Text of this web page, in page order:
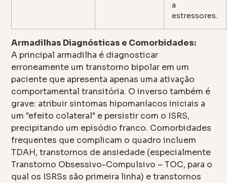
a
estressores.
Armadilhas Diagnósticas e Comorbidades:
A principal armadilha é diagnosticar
erroneamente um transtorno bipolar em um
paciente que apresenta apenas uma ativação
comportamental transitória. O inverso também é
grave: atribuir sintomas hipomaníacos iniciais a
um "efeito colateral" e persistir com o ISRS,
precipitando um episódio franco. Comorbidades
frequentes que complicam o quadro incluem
TDAH, transtornos de ansiedade (especialmente
Transtorno Obsessivo-Compulsivo – TOC, para o
qual os ISRSs são primeira linha) e transtornos